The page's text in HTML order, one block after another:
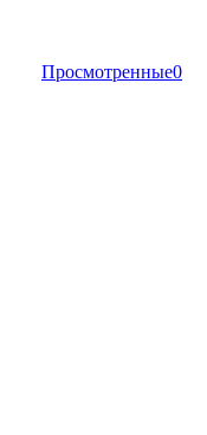
Просмотренные0